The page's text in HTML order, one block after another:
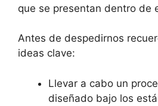
que se presentan dentro de
Antes de despedirnos
ideas clave:
Llevar a cabo un
diseñado bajo los